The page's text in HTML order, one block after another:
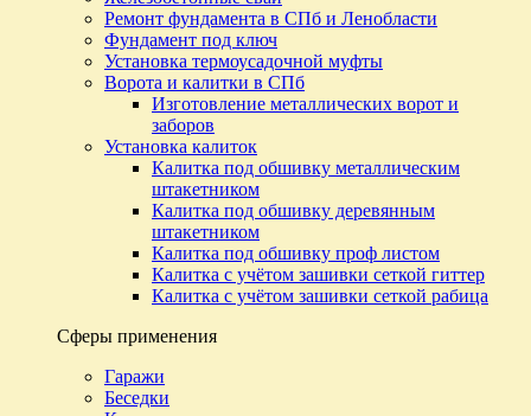
Ремонт фундамента в СПб и Ленобласти
Фундамент под ключ
Установка термоусадочной муфты
Ворота и калитки в СПб
Изготовление металлических ворот и
заборов
Установка калиток
Калитка под обшивку металлическим
штакетником
Калитка под обшивку деревянным
штакетником
Калитка под обшивку проф листом
Калитка с учётом зашивки сеткой гиттер
Калитка с учётом зашивки сеткой рабица
Сферы применения
Гаражи
Беседки